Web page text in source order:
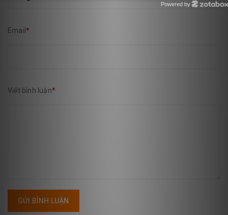
Email *
Viết bình luận*
GỬI BÌNH LUẬN
Powered by